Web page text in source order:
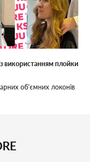
з використанням плойки
об'ємних локонів